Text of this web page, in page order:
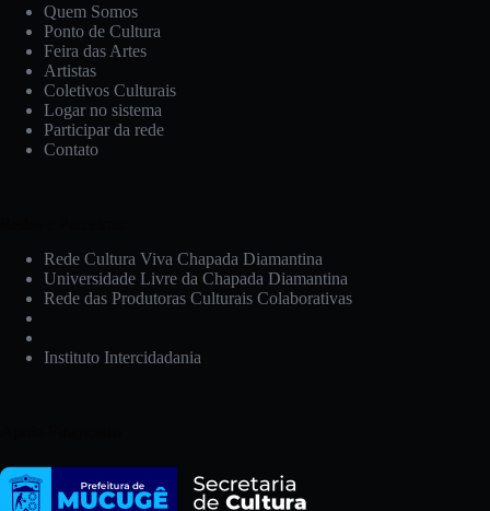
Quem Somos
Ponto de Cultura
Feira das Artes
Artistas
Coletivos Culturais
Logar no sistema
Participar da rede
Contato
Rede Cultura Viva Chapada Diamantina
Universidade Livre da Chapada Diamantina
Rede das Produtoras Culturais Colaborativas
Instituto Intercidadania